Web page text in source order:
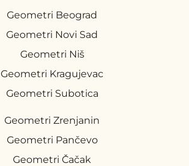
Geometri Beograd
Geometri Novi Sad
Geometri Niš
Geometri Kragujevac
Geometri Subotica
Geometri Zrenjanin
Geometri Pančevo
Geometri Čačak